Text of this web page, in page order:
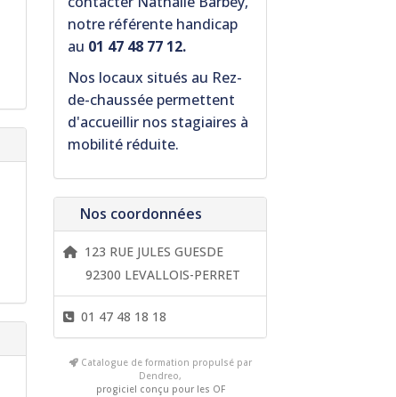
notre référente handicap
au 01 47 48 77 12.
Nos locaux situés au Rez-
de-chaussée permettent
d'accueillir nos stagiaires à
mobilité réduite.
Nos coordonnées
123 RUE JULES GUESDE
92300 LEVALLOIS-PERRET
01 47 48 18 18
Catalogue de formation propulsé par
Dendreo,
progiciel conçu pour les OF